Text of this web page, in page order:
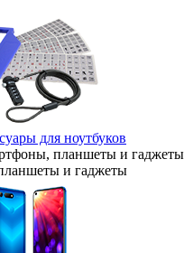
для ноутбуков
планшеты и гаджеты
и гаджеты